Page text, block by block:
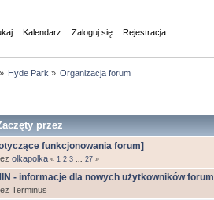
Kalendarz Zaloguj się Rejestracja
Hyde Park » Organizacja forum
przez
funkcjonowania forum]
olkapolka « 1 2 3 27 »
- informacje dla nowych użytkowników forum
Terminus